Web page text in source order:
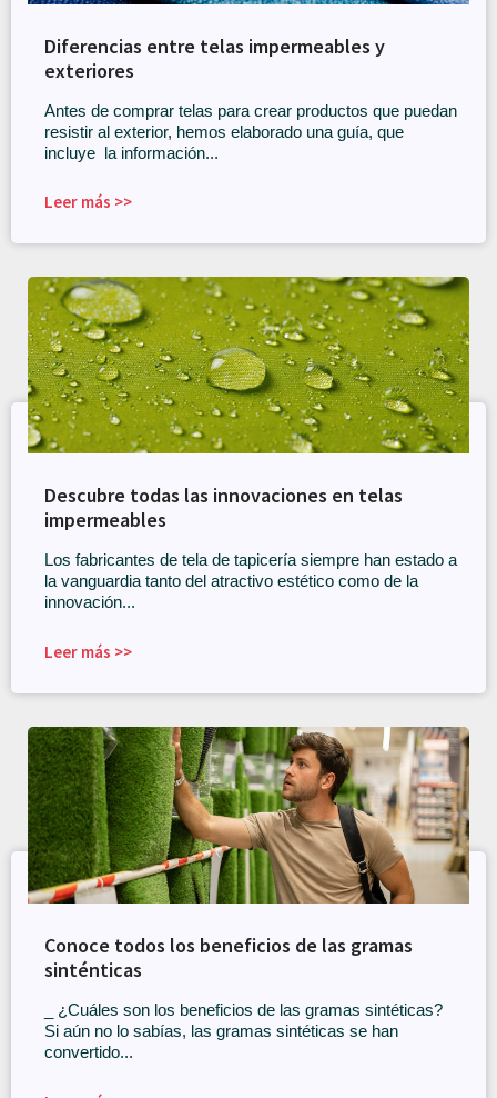
Diferencias entre telas impermeables y
exteriores
Antes de comprar telas para crear productos que puedan
resistir al exterior, hemos elaborado una guía, que
incluye la información...
Leer más >>
Descubre todas las innovaciones en telas
impermeables
Los fabricantes de tela de tapicería siempre han estado a
la vanguardia tanto del atractivo estético como de la
innovación...
Leer más >>
Conoce todos los beneficios de las gramas
sinténticas
_ ¿Cuáles son los beneficios de las gramas sintéticas?
Si aún no lo sabías, las gramas sintéticas se han
convertido...